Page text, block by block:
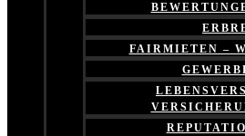
FAIRMIETEN –